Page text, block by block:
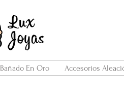
Bañado En Oro Accesorios